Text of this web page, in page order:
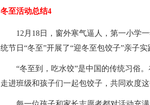
冬至活动总结4
12月18日，窗外寒气逼人，第一小学
统节日“冬至”开展了“迎冬至包饺子”亲子实
“冬至到，吃水饺”是中国的传统习俗
走进班级和孩子们一起包饺子，共同欢度这